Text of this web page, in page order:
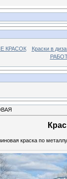
КРАСОК
Краски в
краска по